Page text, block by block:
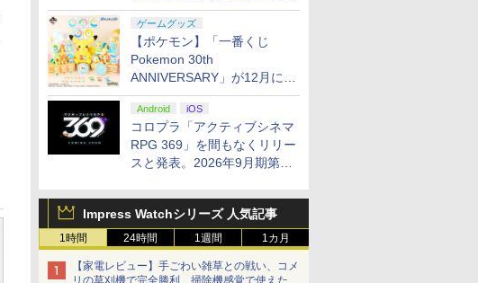
業
ゲームグッズ
【ポケモン】「一番くじ
Pokemon 30th
ANNIVERSARY」が12月に再
販決定！ ピカチュウたちの
ぬいぐるみが当たる
Android iOS
コロプラ「アクティブシネマ
RPG 369」を間もなくリリー
スと発表。2026年9月期第3
Impress Watchシリーズ 人気記事
1時間 24時間 1週間 1カ月
【家電レビュー】手ごわい雑草との戦い、コメ
リの草刈機で完全勝利 掃除機感覚で使えた